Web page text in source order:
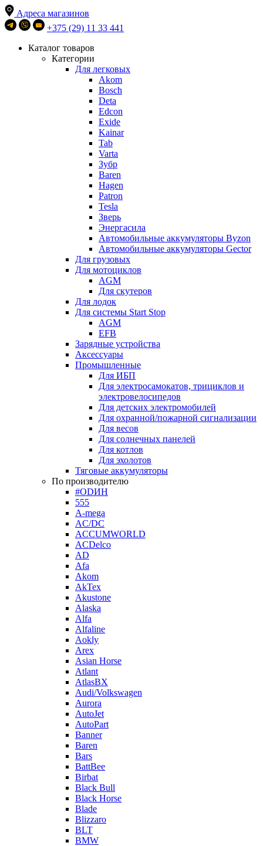
Адреса магазинов
+375 (29) 11 33 441
Каталог товаров
Категории
Для легковых
Akom
Bosch
Deta
Edcon
Exide
Kainar
Tab
Varta
Зубр
Baren
Hagen
Patron
Tesla
Зверь
Энергасила
Автомобильные аккумуляторы Byzon
Автомобильные аккумуляторы Gector
Для грузовых
Для мотоциклов
AGM
Для скутеров
Для лодок
Для системы Start Stop
AGM
EFB
Зарядные устройства
Аксессуары
Промышленные
Для ИБП
Для электросамокатов, трициклов и
электровелосипедов
Для детских электромобилей
Для охранной/пожарной сигнализации
Для весов
Для солнечных панелей
Для котлов
Для эхолотов
Тяговые аккумуляторы
По производителю
#ODИН
555
A-mega
AC/DC
ACCUMWORLD
ACDelco
AD
Afa
Akom
AkTex
Akustone
Alaska
Alfa
Alfaline
Aokly
Arex
Asian Horse
Atlant
AtlasBX
Audi/Volkswagen
Aurora
AutoJet
AutoPart
Banner
Baren
Bars
BattBee
Birbat
Black Bull
Black Horse
Blade
Blizzaro
BLT
BMW